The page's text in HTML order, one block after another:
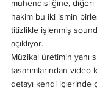
mühendisliğine, diğeri
hakim bu iki ismin
titizlikle işlenmiş
açıklıyor.
Müzikal üretimin yanı
tasarımlarından video
detayı kendi içlerinde